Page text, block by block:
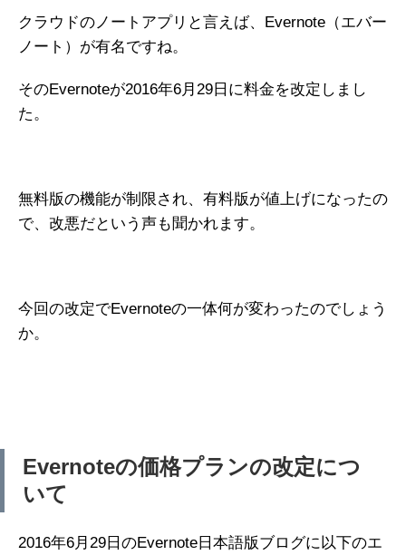
クラウドのノートアプリと言えば、Evernote（エバー
ノート）が有名ですね。
そのEvernoteが2016年6月29日に料金を改定しまし
た。
無料版の機能が制限され、有料版が値上げになったの
で、改悪だという声も聞かれます。
今回の改定でEvernoteの一体何が変わったのでしょう
か。
Evernoteの価格プランの改定につ
いて
2016年6月29日のEvernote日本語版ブログに以下のエ